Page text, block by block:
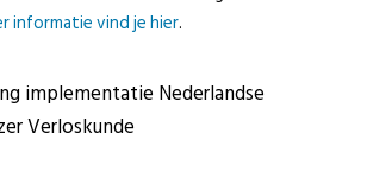
informatie vind je hier.
implementatie Nederlandse
Verloskunde